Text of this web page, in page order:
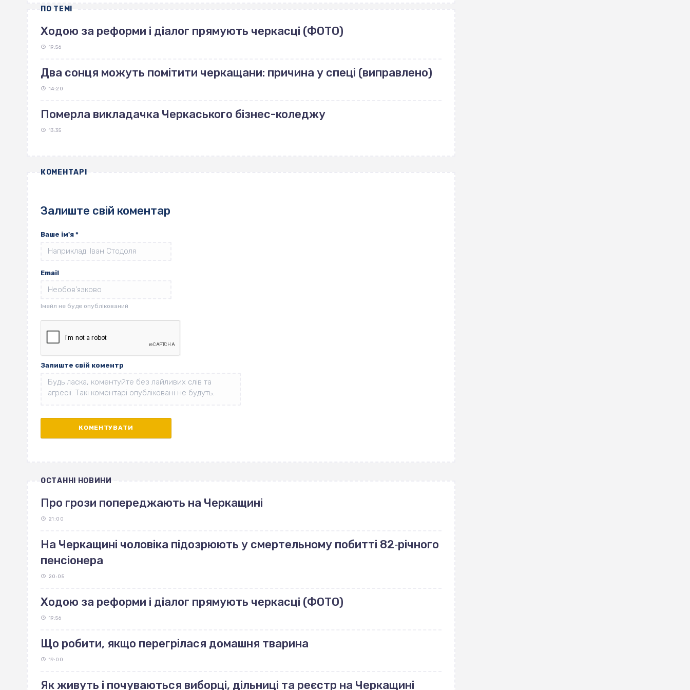
ПО ТЕМІ
Ходою за реформи і діалог прямують черкасці (ФОТО)
19:56
Два сонця можуть помітити черкащани: причина у спеці (виправлено)
14:20
Померла викладачка Черкаського бізнес-коледжу
13:35
КОМЕНТАРІ
Залиште свій коментар
Ваше ім'я *
Email
Залиште свій коментр
ОСТАННІ НОВИНИ
Про грози попереджають на Черкащині
21:00
На Черкащині чоловіка підозрюють у смертельному побитті 82‐річного
пенсіонера
20:05
Ходою за реформи і діалог прямують черкасці (ФОТО)
19:56
Що робити, якщо перегрілася домашня тварина
19:00
Як живуть і почуваються виборці, дільниці та реєстр на Черкащині